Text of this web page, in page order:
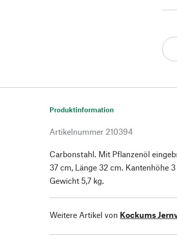
Produktinformation
Artikelnummer 210394
Carbonstahl. Mit Pflanzenöl
37 cm, Länge 32 cm. Kantenhöhe
Gewicht 5,7 kg.
Weitere Artikel von Kockums